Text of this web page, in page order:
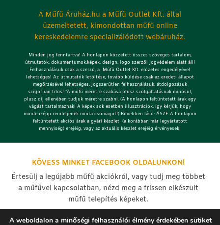
A Műfű Áruház.hu a Műfű Outlet Kft. által
üzemeltetett, kimondottan műfű online
kereskedelemre specializálódott webáruház.
Minden jog fenntartva! A honlapon közzétett összes szöveges tartalom,
útmutatók, dokumentumok,képek, design, logo szerzői jogvédelem alatt áll!
Felhasználásuk csak a szerző, a Műfű Outlet Kft. előzetes engedélyével
lehetséges! Az útmutatók letöltése, tovább küldése csak az eredeti állapot
megőrzésével lehetséges, jogszerűtlen felhasználásuk, átdolgozásuk
szigorúan tilos! *A műfű méretre szabása plusz szolgáltatásnak minősül,
plusz díj ellenében tudjuk méretre szabni. (A honlapon feltüntetett árak egy
vágást tartalmaznak! A képek sok esetben illusztrációk, így kérjük, hogy
mindenképp rendeljenek minta csomagot!) Bővebben lásd: ÁSZF. A honlapon
feltüntetett akciós árak a gyári készlet (a korábban már legyártatott
mennyiség) erejéig, vagy az aktuális készlet erejéig érvényesek!
KÖVESS MINKET FACEBOOK OLDALUNKON!
Értesülj a legújabb műfű akciókról, vagy tudj meg többet
a műfűvel kapcsolatban, nézd meg a frissen elkészült
műfű telepítés képeket.
A weboldalon a minőségi felhasználói élmény érdekében sütiket